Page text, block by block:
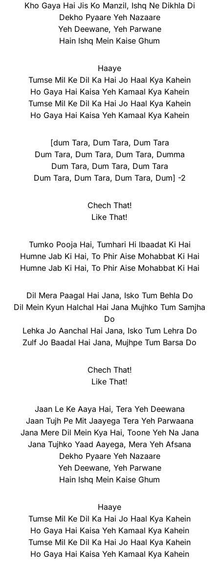
Kho Gaya Hai Jis Ko Manzil, Ishq Ne Dikhla Di
Dekho Pyaare Yeh Nazaare
Yeh Deewane, Yeh Parwane
Hain Ishq Mein Kaise Ghum
Haaye
Tumse Mil Ke Dil Ka Hai Jo Haal Kya Kahein
Ho Gaya Hai Kaisa Yeh Kamaal Kya Kahein
Tumse Mil Ke Dil Ka Hai Jo Haal Kya Kahein
Ho Gaya Hai Kaisa Yeh Kamaal Kya Kahein
[dum Tara, Dum Tara, Dum Tara
Dum Tara, Dum Tara, Dum Tara, Dumma
Dum Tara, Dum Tara, Dum Tara
Dum Tara, Dum Tara, Dum Tara, Dum] -2
Chech That!
Like That!
Tumko Pooja Hai, Tumhari Hi Ibaadat Ki Hai
Humne Jab Ki Hai, To Phir Aise Mohabbat Ki Hai
Humne Jab Ki Hai, To Phir Aise Mohabbat Ki Hai
Dil Mera Paagal Hai Jana, Isko Tum Behla Do
Dil Mein Kyun Halchal Hai Jana Mujhko Tum Samjha
Do
Lehka Jo Aanchal Hai Jana, Isko Tum Lehra Do
Zulf Jo Baadal Hai Jana, Mujhpe Tum Barsa Do
Chech That!
Like That!
Jaan Le Ke Aaya Hai, Tera Yeh Deewana
Jaan Tujh Pe Mit Jaayega Tera Yeh Parwaana
Jana Mere Dil Mein Kya Hai, Toone Yeh Na Jana
Jana Tujhko Yaad Aayega, Mera Yeh Afsana
Dekho Pyaare Yeh Nazaare
Yeh Deewane, Yeh Parwane
Hain Ishq Mein Kaise Ghum
Haaye
Tumse Mil Ke Dil Ka Hai Jo Haal Kya Kahein
Ho Gaya Hai Kaisa Yeh Kamaal Kya Kahein
Tumse Mil Ke Dil Ka Hai Jo Haal Kya Kahein
Ho Gaya Hai Kaisa Yeh Kamaal Kya Kahein